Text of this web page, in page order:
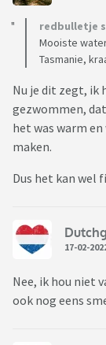
redbulletje
Mooiste
Tasmanie,
Nu je dit zegt, ik
gezwommen,
het was warm
maken.
Dus het kan wel
17-02-
Nee, ik hou niet
ook nog eens